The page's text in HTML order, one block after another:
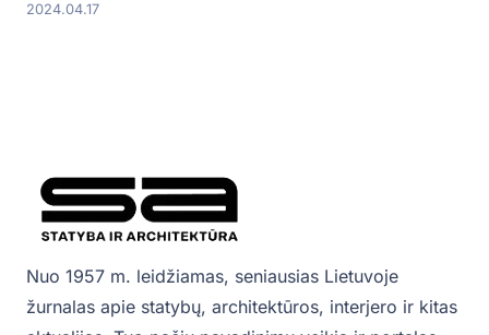
2024.04.17
Nuo 1957 m. leidžiamas, seniausias Lietuvoje
žurnalas apie statybų, architektūros, interjero ir kitas